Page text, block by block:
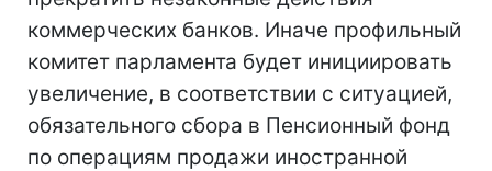
коммерческих банков. Иначе профильный
комитет парламента будет инициировать
увеличение, в соответствии с ситуацией,
обязательного сбора в Пенсионный фонд
по операциям продажи иностранной